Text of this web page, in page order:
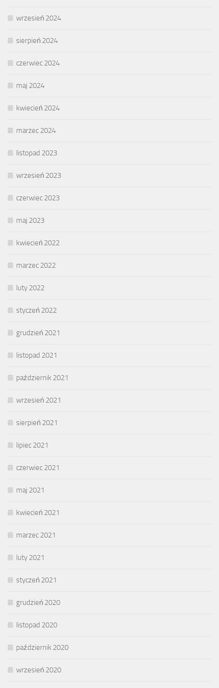
wrzesień 2024
sierpień 2024
czerwiec 2024
maj 2024
kwiecień 2024
marzec 2024
listopad 2023
wrzesień 2023
czerwiec 2023
maj 2023
kwiecień 2022
marzec 2022
luty 2022
styczeń 2022
grudzień 2021
listopad 2021
październik 2021
wrzesień 2021
sierpień 2021
lipiec 2021
czerwiec 2021
maj 2021
kwiecień 2021
marzec 2021
luty 2021
styczeń 2021
grudzień 2020
listopad 2020
październik 2020
wrzesień 2020